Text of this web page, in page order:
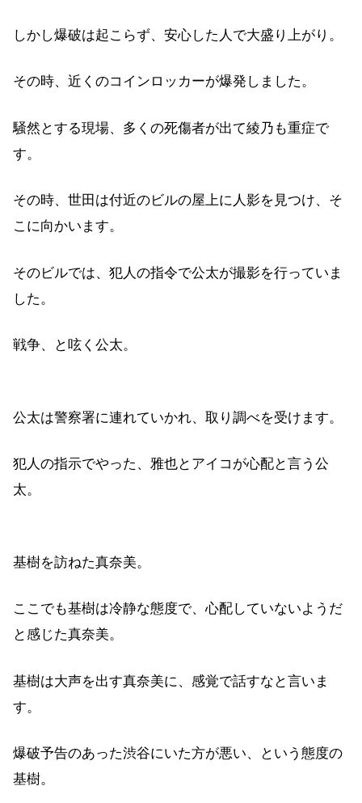
しかし爆破は起こらず、安心した人で大盛り上がり。
その時、近くのコインロッカーが爆発しました。
騒然とする現場、多くの死傷者が出て綾乃も重症で
す。
その時、世田は付近のビルの屋上に人影を見つけ、そ
こに向かいます。
そのビルでは、犯人の指令で公太が撮影を行っていま
した。
戦争、と呟く公太。
公太は警察署に連れていかれ、取り調べを受けます。
犯人の指示でやった、雅也とアイコが心配と言う公
太。
基樹を訪ねた真奈美。
ここでも基樹は冷静な態度で、心配していないようだ
と感じた真奈美。
基樹は大声を出す真奈美に、感覚で話すなと言いま
す。
爆破予告のあった渋谷にいた方が悪い、という態度の
基樹。